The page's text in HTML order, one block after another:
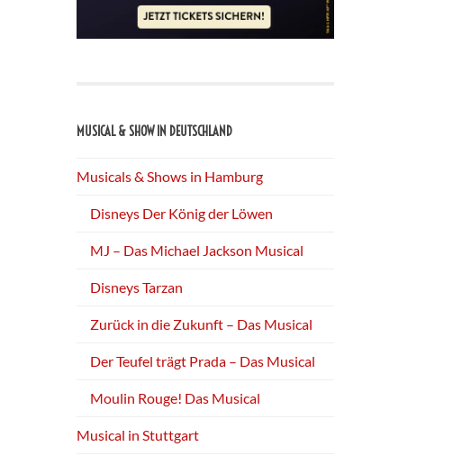
MUSICAL & SHOW IN DEUTSCHLAND
Musicals & Shows in Hamburg
Disneys Der König der Löwen
MJ – Das Michael Jackson Musical
Disneys Tarzan
Zurück in die Zukunft – Das Musical
Der Teufel trägt Prada – Das Musical
Moulin Rouge! Das Musical
Musical in Stuttgart